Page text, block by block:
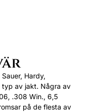
Hardy,
typ av jakt. Några av
.308 Win., 6,5
på de flesta av